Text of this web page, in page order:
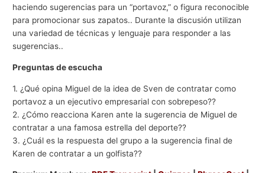
haciendo sugerencias para un “portavoz,” o figura reconocible
para promocionar sus zapatos.. Durante la discusión utilizan
una variedad de técnicas y lenguaje para responder a las
sugerencias..
Preguntas de escucha
1. ¿Qué opina Miguel de la idea de Sven de contratar como
portavoz a un ejecutivo empresarial con sobrepeso??
2. ¿Cómo reacciona Karen ante la sugerencia de Miguel de
contratar a una famosa estrella del deporte??
3. ¿Cuál es la respuesta del grupo a la sugerencia final de
Karen de contratar a un golfista??